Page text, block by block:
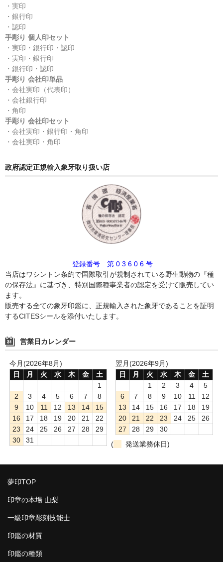
・実印
・銀行印
・認印
手彫り 個人印セット
・実印・銀行印・認印
・実印・銀行印
・銀行印・認印
手彫り 会社印単品
・会社実印（代表印）
・会社銀行印
・角印
手彫り 会社印セット
・会社実印・銀行印・角印
・会社実印・角印
政府認定正規輸入象牙取り扱い店
登録番号 第 0 3 6 0 6 号
当店はワシントン条約で国際取引が規制されている野生動物の『種
の保存法』に基づき、特別国際種事業者の認定を受けて販売してい
ます。
販売する全ての象牙印鑑に、正規輸入された象牙であることを証明
するCITESシールを添付いたします。
営業日カレンダー
今月(2026年8月)
日
月 火 水 木 金
土
1
2
3 4 5 6 7
8
9
10 11 12 13 14
15
16
17 18 19 20 21
22
23
24 25 26 27 28
29
30
31
翌月(2026年9月)
日
月 火 水 木 金
土
1
2 3 4
5
6
7 8 9 10 11
12
13
14 15 16 17 18
19
20
21 22 23 24 25
26
27
28 29
30
(
発送業務休日)
夢印TOP
印章の本場 山梨
一級印章彫刻技能士
印鑑の材質
印鑑の種類